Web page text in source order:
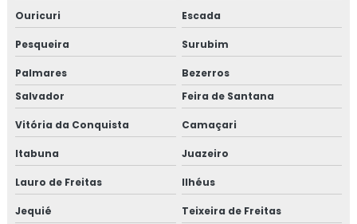
Ouricuri Escada
Pesqueira Surubim
Palmares
Bezerros
Salvador
Feira de Santana
Vitória da Conquista Camaçari
Itabuna Juazeiro
Lauro de Freitas Ilhéus
Jequié Teixeira de Freitas